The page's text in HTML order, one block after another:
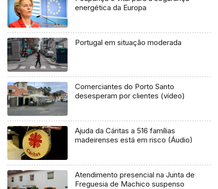
energética da Europa
Portugal em situação moderada
Comerciantes do Porto Santo
desesperam por clientes (vídeo)
Ajuda da Cáritas a 516 famílias
madeirenses está em risco (Áudio)
Atendimento presencial na Junta de
Freguesia de Machico suspenso